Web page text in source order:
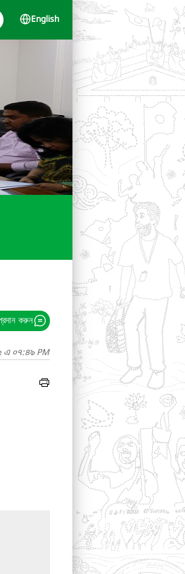
English
করুন
এ ০৭:৪৯ PM